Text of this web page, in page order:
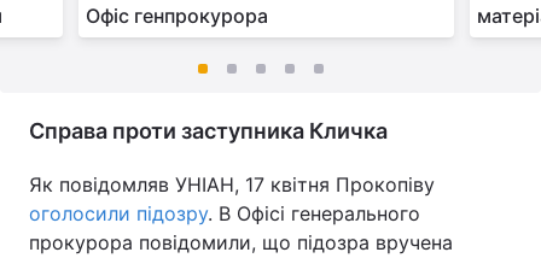
Офіс генпрокурора
Справа проти заступника Кличка
Як повідомляв УНІАН, 17 квітня Прокопіву
оголосили підозру. В Офісі генерального
прокурора повідомили, що підозра вручена